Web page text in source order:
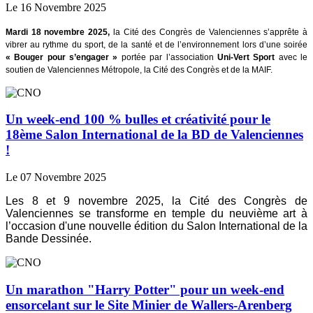
Le 16 Novembre 2025
Mardi 18 novembre 2025, la Cité des Congrès de Valenciennes s’apprête à
vibrer au rythme du sport, de la santé et de l’environnement lors d’une soirée
« Bouger pour s’engager » portée par l’association Uni-Vert Sport avec le
soutien de Valenciennes Métropole, la Cité des Congrès et de la MAIF.
Un week-end 100 % bulles et créativité pour le
18ème Salon International de la BD de Valenciennes
!
Le 07 Novembre 2025
Les 8 et 9 novembre 2025, la Cité des Congrès de
Valenciennes se transforme en temple du neuvième art à
l’occasion d'une nouvelle édition du Salon International de la
Bande Dessinée.
Un marathon "Harry Potter" pour un week-end
ensorcelant sur le Site Minier de Wallers-Arenberg